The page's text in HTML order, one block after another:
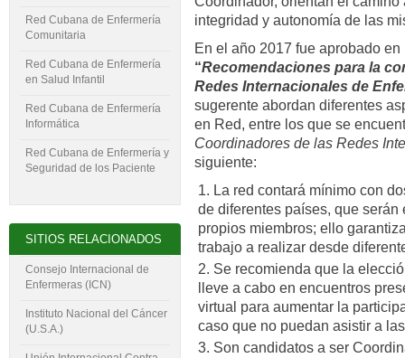
integridad y autonomía de las
En el año 2017 fue aprobado
“Recomendaciones para la
Redes Internacionales de
sugerente abordan diferentes
en Red, entre los que se
Coordinadores de las Redes
siguiente:
La red contará mínimo con
de diferentes países, que
propios miembros; ello
trabajo a realizar desde
Se recomienda que la
lleve a cabo en encuentros
virtual para aumentar la
caso que no puedan asistir a
Son candidatos a ser
Red Cubana de Enfermería
Comunitaria
Red Cubana de Enfermería
en Salud Infantil
Red Cubana de Enfermería
Informática
Red Cubana de Enfermería y
Seguridad de los Paciente
SITIOS RELACIONADOS
Consejo Internacional de
Enfermeras (ICN)
Instituto Nacional del Cáncer
(U.S.A.)